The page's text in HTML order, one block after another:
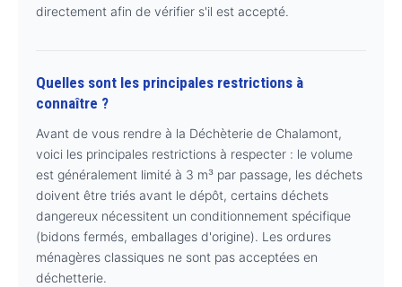
directement afin de vérifier s'il est accepté.
Quelles sont les principales restrictions à
connaître ?
Avant de vous rendre à la Déchèterie de Chalamont,
voici les principales restrictions à respecter : le volume
est généralement limité à 3 m³ par passage, les déchets
doivent être triés avant le dépôt, certains déchets
dangereux nécessitent un conditionnement spécifique
(bidons fermés, emballages d'origine). Les ordures
ménagères classiques ne sont pas acceptées en
déchetterie.